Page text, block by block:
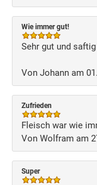
Wie immer gut!
Sehr gut und
Von Johann am
Zufrieden
Fleisch war wie
Von Wolfram am
Super